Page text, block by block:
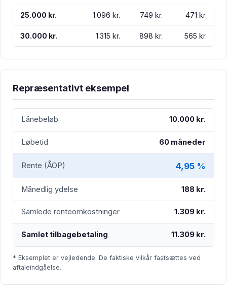
25.000 kr. 1.096 kr. 749 kr. 471 kr.
30.000 kr. 1.315 kr. 898 kr. 565 kr.
Repræsentativt eksempel
Lånebeløb 10.000 kr.
Løbetid 60 måneder
Rente (ÅOP) 4,95 %
Månedlig ydelse 188 kr.
Samlede renteomkostninger 1.309 kr.
Samlet tilbagebetaling 11.309 kr.
* Eksemplet er vejledende. De faktiske vilkår fastsættes ved
aftaleindgåelse.